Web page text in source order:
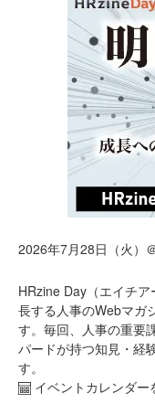
2026年7月28日（火）
HRzine Day（エイチ
長する人事のWebマガ
す。毎回、人事の重要
パードが持つ知見・経
す。
イベントカレンダー